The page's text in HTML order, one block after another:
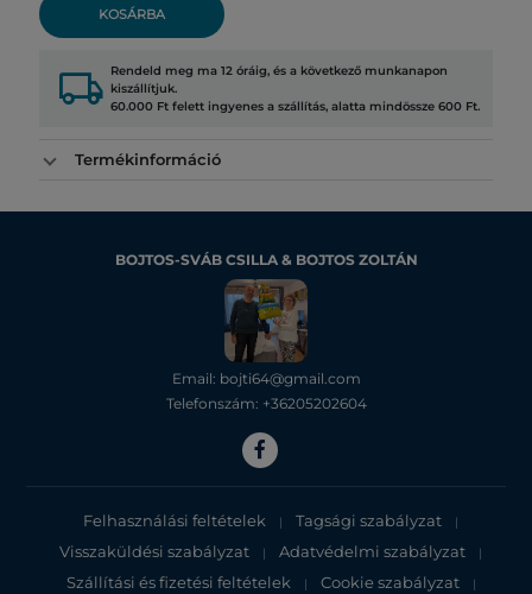
KOSÁRBA
local_shipping Rendeld meg ma 12 óráig, és a következő munkanapon
kiszállítjuk.
60.000 Ft felett ingyenes a szállítás, alatta mindössze 600 Ft.
Termékinformáció
BOJTOS-SVÁB CSILLA & BOJTOS ZOLTÁN
Email: bojti64@gmail.com
Telefonszám: +36205202604
Felhasználási feltételek | Tagsági szabályzat |
Visszaküldési szabályzat | Adatvédelmi szabályzat |
Szállítási és fizetési feltételek | Cookie szabályzat |